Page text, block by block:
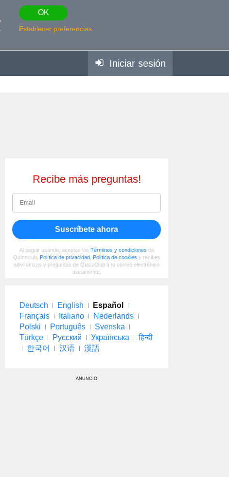
OK
Establecer preferencias
Iniciar sesión
Recibe más preguntas!
Suscríbete ahora
Al seguir usando, aceptas los Términos y condiciones de
Quizzclub, Política de privacidad, Política de cookies y recibes
adivinanzas y preguntas de QuizzClub a tu correo electrónico
diariamente.
Deutsch English
Español
Français
Italiano
Nederlands
Polski
Português
Svenska
Türkçe
Русский Українська
हिन्दी
한국어
汉语 漢語
ANUNCIO